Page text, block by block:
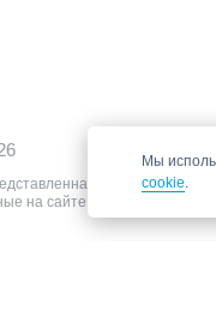
на сайте, не
на сайте, не
Мы
cookie.